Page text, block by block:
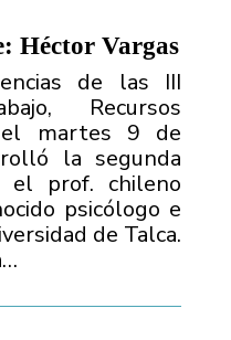
Héctor Vargas
de las III
Recursos
el martes 9 de
la segunda
el prof. chileno
psicólogo e
de Talca.